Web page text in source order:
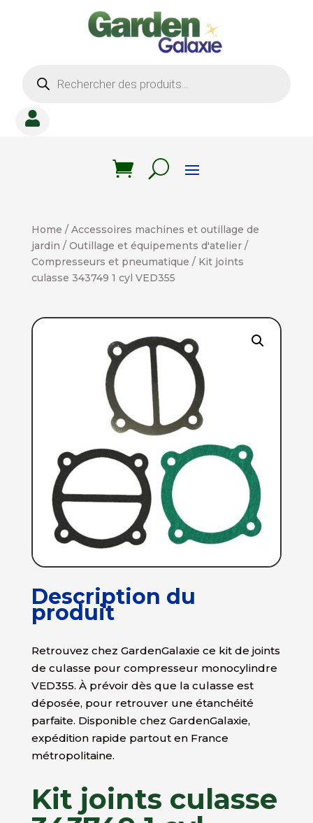
produits

Home / Accessoires machines et outillage de
jardin / Outillage et équipements d'atelier/
Compresseurs et pneumatique / Kit joints
culasse 343749 1 cyl VED355
Description du
produit
Retrouvez chez GardenGalaxie ce kit de joints
de culasse pour compresseur monocylindre
VED355. À prévoir dès que la culasse est
déposée, pour retrouver une étanchéité
parfaite. Disponible chez GardenGalaxie,
expédition rapide partout en France
métropolitaine.
Kit joints culasse